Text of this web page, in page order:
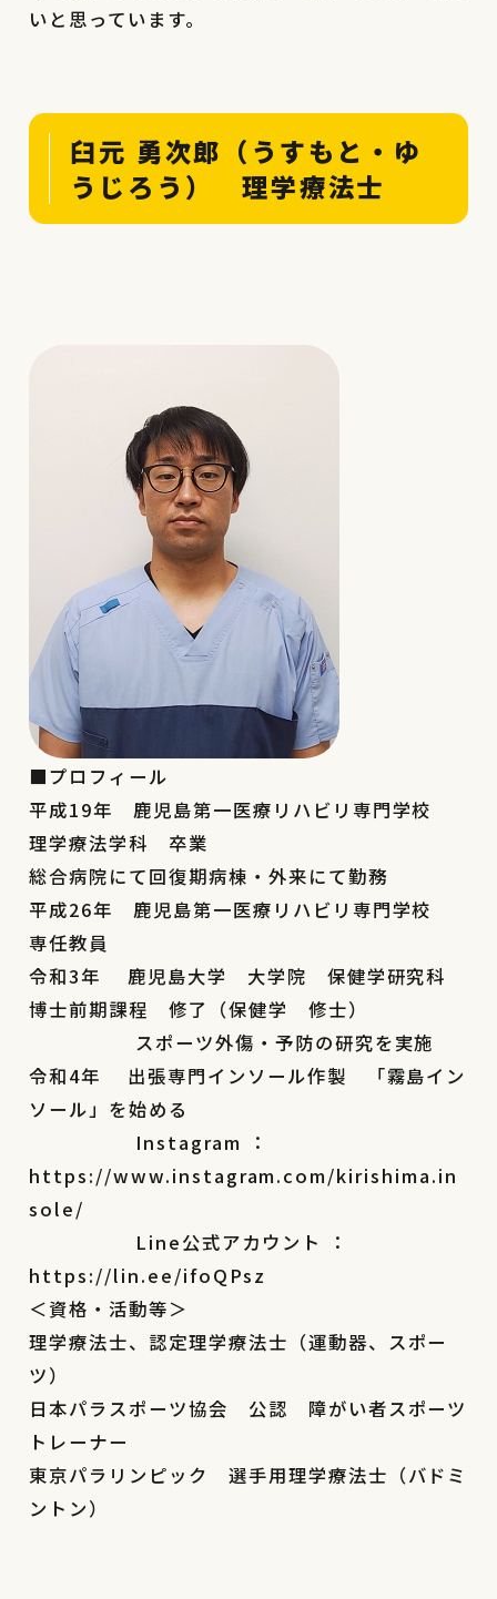
いと思っています。
臼元 勇次郎（うすもと・ゆ
うじろう） 理学療法士
■プロフィール
平成19年 鹿児島第一医療リハビリ専門学校
理学療法学科 卒業
総合病院にて回復期病棟・外来にて勤務
平成26年 鹿児島第一医療リハビリ専門学校
専任教員
令和3年 鹿児島大学 大学院 保健学研究科
博士前期課程 修了（保健学 修士）
スポーツ外傷・予防の研究を実施
令和4年 出張専門インソール作製 「霧島イン
ソール」を始める
Instagram ：
https://www.instagram.com/kirishima.in
sole/
Line公式アカウント ：
https://lin.ee/ifoQPsz
＜資格・活動等＞
理学療法士、認定理学療法士（運動器、スポー
ツ）
日本パラスポーツ協会 公認 障がい者スポーツ
トレーナー
東京パラリンピック 選手用理学療法士（バドミ
ントン）